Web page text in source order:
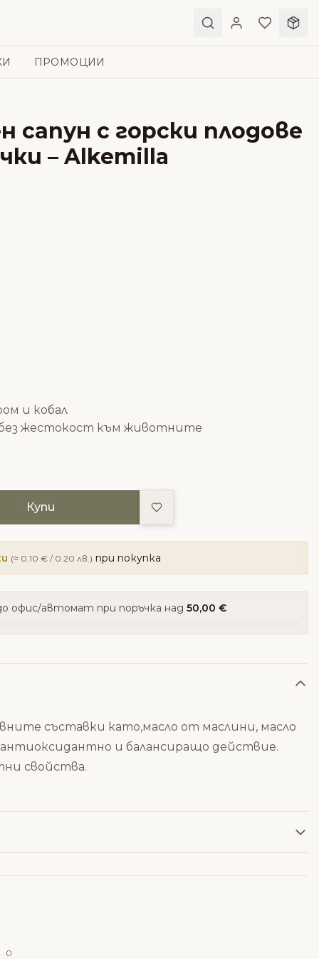
ПРОМОЦИИ
сапун с горски плодове
– Alkemilla
и кобал
без жестокост към животните
Купи Добави в любими
(≈ 0.10 € / 0.20 лв.) при покупка
офис/автомат при поръчка над 50,00 €
съставки като,масло от маслини, масло
и балансиращо действие.
свойства.
0